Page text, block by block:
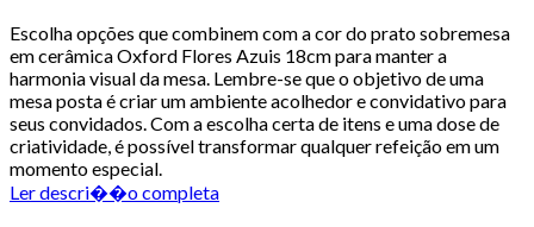
Escolha opções que combinem com a cor do prato sobremesa
em cerâmica Oxford Flores Azuis 18cm para manter a
harmonia visual da mesa. Lembre-se que o objetivo de uma
mesa posta é criar um ambiente acolhedor e convidativo para
seus convidados. Com a escolha certa de itens e uma dose de
criatividade, é possível transformar qualquer refeição em um
momento especial.
Ler descri��o completa